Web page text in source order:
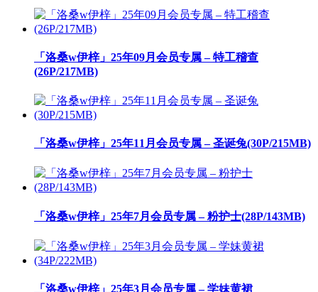
「洛桑w伊梓」25年09月会员专属 – 特工稽查
(26P/217MB)
「洛桑w伊梓」25年11月会员专属 – 圣诞兔(30P/215MB)
「洛桑w伊梓」25年7月会员专属 – 粉护士(28P/143MB)
「洛桑w伊梓」25年3月会员专属 – 学妹黄裙